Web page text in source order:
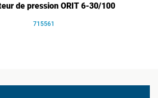
de pression ORIT 6-30/100
715561